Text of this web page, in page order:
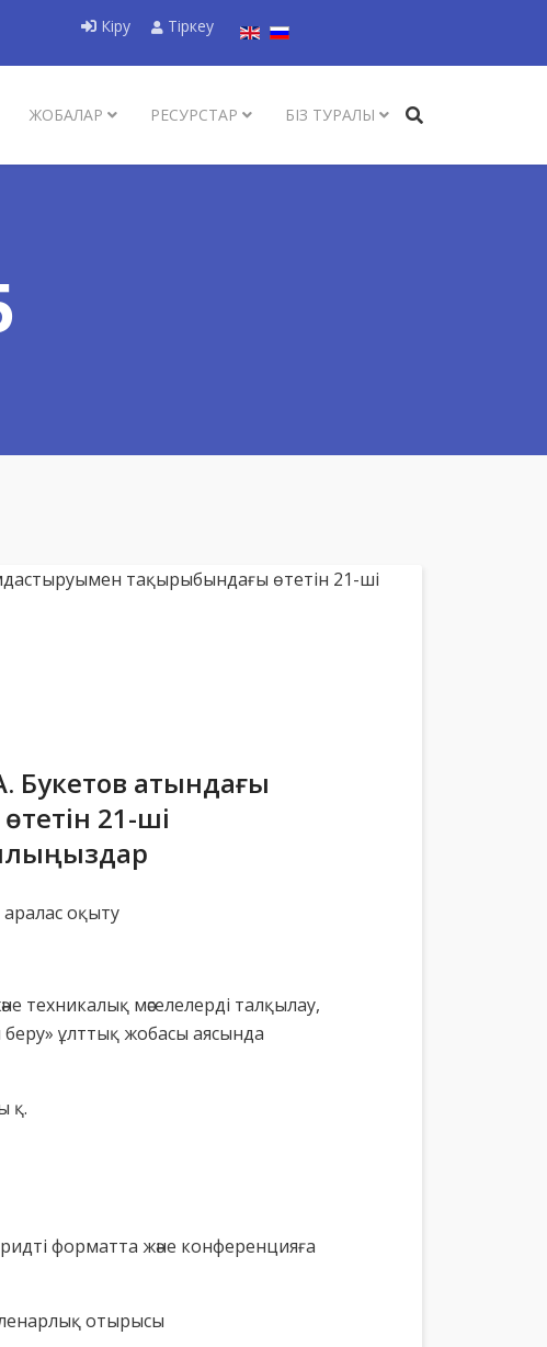
Кіру Тіркеу Тіліңізді таңдаңыз
ЖОБАЛАР РЕСУРСТАР БІЗ ТУРАЛЫ
Букетов атындағы
21-ші
аралас оқыту
техникалық мәселелерді талқылау,
беру» ұлттық жобасы аясында
қ.
форматта және конференцияға
отырысы